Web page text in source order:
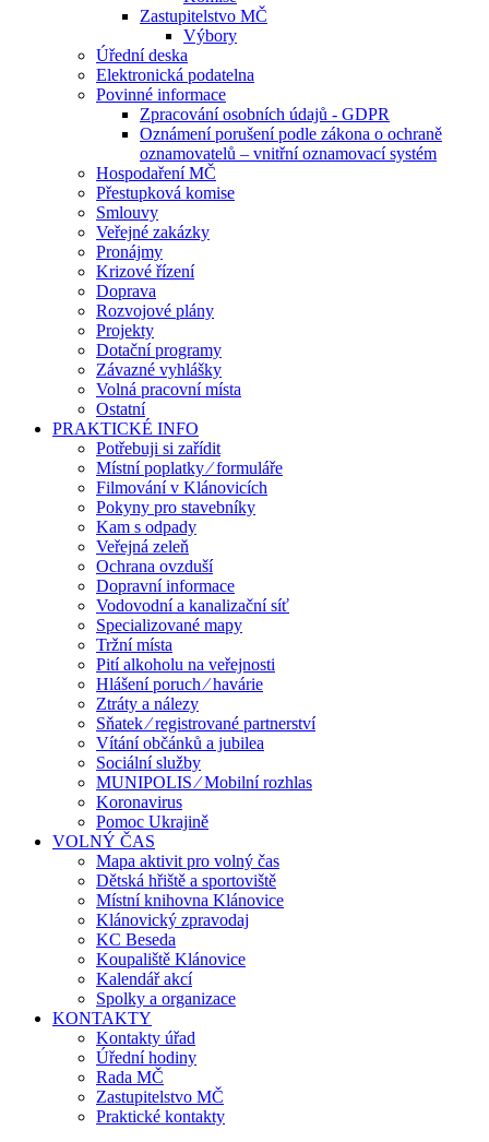
Zastupitelstvo MČ
Výbory
Úřední deska
Elektronická podatelna
Povinné informace
Zpracování osobních údajů - GDPR
Oznámení porušení podle zákona o ochraně
oznamovatelů – vnitřní oznamovací systém
Hospodaření MČ
Přestupková komise
Smlouvy
Veřejné zakázky
Pronájmy
Krizové řízení
Doprava
Rozvojové plány
Projekty
Dotační programy
Závazné vyhlášky
Volná pracovní místa
Ostatní
PRAKTICKÉ INFO
Potřebuji si zařídit
Místní poplatky ⁄ formuláře
Filmování v Klánovicích
Pokyny pro stavebníky
Kam s odpady
Veřejná zeleň
Ochrana ovzduší
Dopravní informace
Vodovodní a kanalizační síť
Specializované mapy
Tržní místa
Pití alkoholu na veřejnosti
Hlášení poruch ⁄ havárie
Ztráty a nálezy
Sňatek ⁄ registrované partnerství
Vítání občánků a jubilea
Sociální služby
MUNIPOLIS ⁄ Mobilní rozhlas
Koronavirus
Pomoc Ukrajině
VOLNÝ ČAS
Mapa aktivit pro volný čas
Dětská hřiště a sportoviště
Místní knihovna Klánovice
Klánovický zpravodaj
KC Beseda
Koupaliště Klánovice
Kalendář akcí
Spolky a organizace
KONTAKTY
Kontakty úřad
Úřední hodiny
Rada MČ
Zastupitelstvo MČ
Praktické kontakty